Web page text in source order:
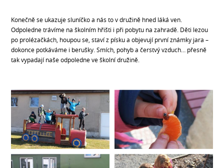
Konečně se ukazuje sluníčko a nás to v družině hned láká ven.
Odpoledne trávíme na školním hřišti i při pobytu na zahradě. Děti lezou
po prolézačkách, houpou se, staví z písku a objevují první známky jara –
dokonce potkáváme i berušky. Smích, pohyb a čerstvý vzduch… přesně
tak vypadají naše odpoledne ve školní družině.